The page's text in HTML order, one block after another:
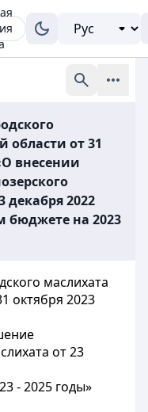
области от 31
внесении
декабря 2022
бюджете на 2023
маслихата
октября 2023
от 23
- 2025 годы»